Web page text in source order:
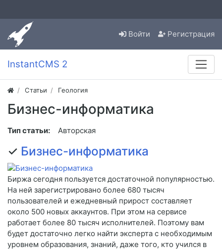
Войти Регистрация
InstantCMS 2
Статьи Геология
Бизнес-информатика
Тип статьи: Авторская
✓ Бизнес-информатика
Биржа сегодня пользуется достаточной популярностью.
На ней зарегистрировано более 680 тысяч
пользователей и ежедневный прирост составляет
около 500 новых аккаунтов. При этом на сервисе
работает более 80 тысяч исполнителей. Поэтому вам
будет достаточно легко найти эксперта с необходимым
уровнем образования, знаний, даже того, кто учился в